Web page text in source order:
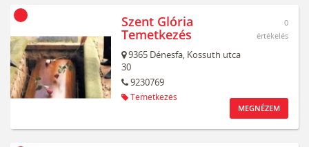
Szent Glória
Temetkezés
9365 Dénesfa, Kossuth utca
30
9230769
Temetkezés
0
értékelés
MEGNÉZEM